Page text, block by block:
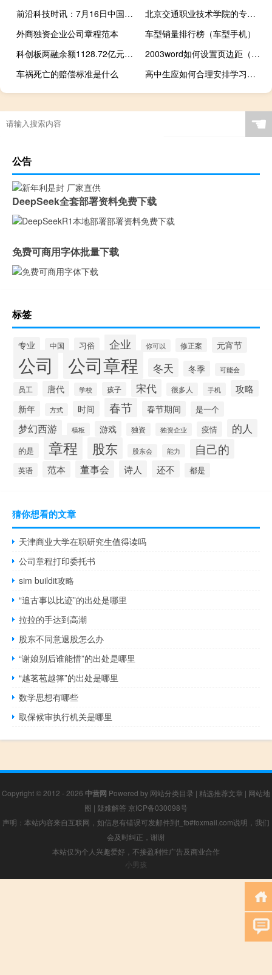
前沿科技时讯：7月16日中国概念股普跌 麦考林大跌10.20%
北京交通职业技术学院的专业有哪些
外商独资企业公司章程范本
车型销量排行榜（车型手机）
科创板两融余额1128.72亿元较上一日环比增加3.92亿元
2003word如何设置页边距（2003word）
车祸死亡的赔偿标准是什么
高中生应如何合理安排学习时间
☚
公告
DeepSeek全套部署资料免费下载
免费可商用字体批量下载
标签
专业 中国 习俗 企业 你可以 修正案 元宵节
公司 公司章程 冬天 冬季 可能会
员工 唐代 学校 孩子 宋代 很多人 手机 攻略
新年 方式 时间 春节 春节期间 是一个
梦幻西游 模板 游戏 独资 独资企业 疫情 的人
的是 章程 股东 股东会 能力 自己的
英语 范本 董事会 诗人 还不 都是
猜你想看的文章
天津商业大学在职研究生值得读吗
公司章程打印委托书
sim buildit攻略
“追古事以比迹”的出处是哪里
拉拉的手达到高潮
股东不同意退股怎么办
“谢娘别后谁能惜”的出处是哪里
“越茗苞越箨”的出处是哪里
数学思想有哪些
取保候审执行机关是哪里
Copyright © 2012 - 2026 中营网 Powered by 网站分类目录 | 精选推荐文章 | 网站地
图 | 疑难解答 京ICP备030098号
声明：本站内容来自互联网，如信息有错误可发邮件到f_fb#foxmail.com说明，我们
会及时纠正，谢谢
本站仅为个人兴趣爱好，不接盈利性广告及商业合作
小男孩